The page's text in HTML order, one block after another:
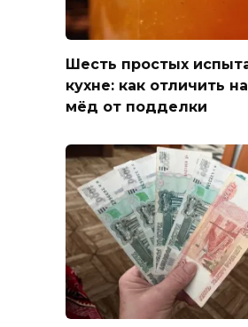
Шесть простых
кухне: как отличить
мёд от подделки